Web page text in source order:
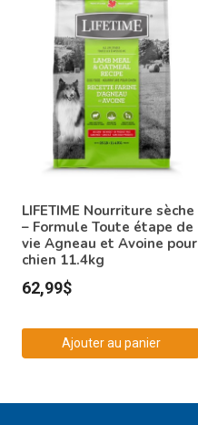
plusieurs
variations.
options
peuvent
sur
la
page
du
LIFETIME Nourriture sèche
– Formule Toute étape de
vie Agneau et Avoine pour
chien 11.4kg
62,99$
Ajouter au panier